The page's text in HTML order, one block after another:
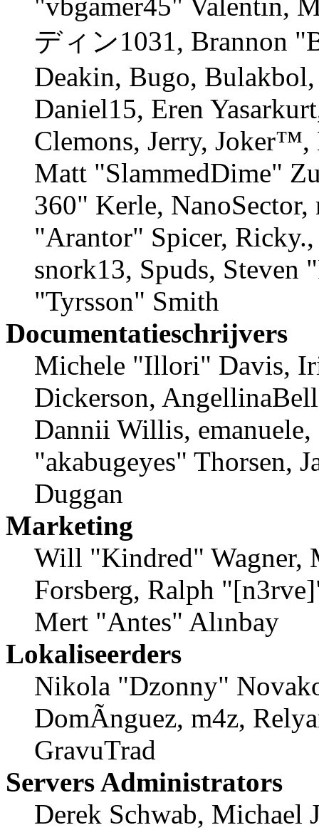
ディン1031, Brannon
Deakin, Bugo,
Daniel15, Eren
Clemons, Jerry,
Matt "SlammedDime"
360" Kerle,
"Arantor" Spicer,
snork13, Spuds, Steven
"Tyrsson" Smith
Documentatieschrijvers
Michele "Illori" Davis,
Dickerson,
Dannii Willis, emanuele,
"akabugeyes" Thorsen,
Duggan
Marketing
Will "Kindred" Wagner,
Forsberg, Ralph
Mert "Antes" Alınbay
Lokaliseerders
Nikola "Dzonny"
DomÃ­nguez, m4z,
GravuTrad
Servers Administrators
Derek Schwab, Michael